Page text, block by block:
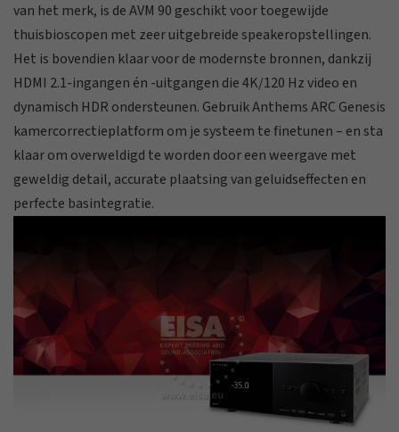
van het merk, is de AVM 90 geschikt voor toegewijde
thuisbioscopen met zeer uitgebreide speakeropstellingen.
Het is bovendien klaar voor de modernste bronnen, dankzij
HDMI 2.1-ingangen én -uitgangen die 4K/120 Hz video en
dynamisch HDR ondersteunen. Gebruik Anthems ARC Genesis
kamercorrectieplatform om je systeem te finetunen – en sta
klaar om overweldigd te worden door een weergave met
geweldig detail, accurate plaatsing van geluidseffecten en
perfecte basintegratie.